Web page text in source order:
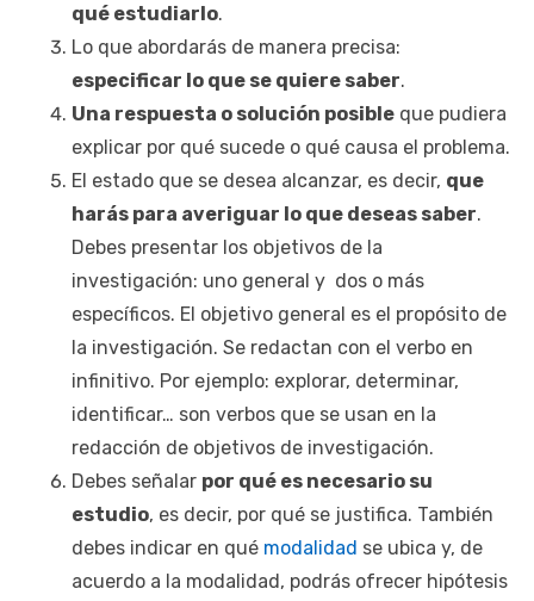
qué estudiarlo.
Lo que abordarás de manera precisa:
especificar lo que se quiere saber.
Una respuesta o solución posible que pudiera
explicar por qué sucede o qué causa el problema.
El estado que se desea alcanzar, es decir, que
harás para averiguar lo que deseas saber.
Debes presentar los objetivos de la
investigación: uno general y dos o más
específicos. El objetivo general es el propósito de
la investigación. Se redactan con el verbo en
infinitivo. Por ejemplo: explorar, determinar,
identificar… son verbos que se usan en la
redacción de objetivos de investigación.
Debes señalar por qué es necesario su
estudio, es decir, por qué se justifica. También
debes indicar en qué modalidad se ubica y, de
acuerdo a la modalidad, podrás ofrecer hipótesis